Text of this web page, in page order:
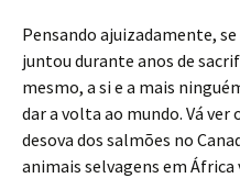
Pensando ajuizadamente,
juntou durante anos de
mesmo, a si e a mais
dar a volta ao mundo. Vá
desova dos salmões no
animais selvagens em África